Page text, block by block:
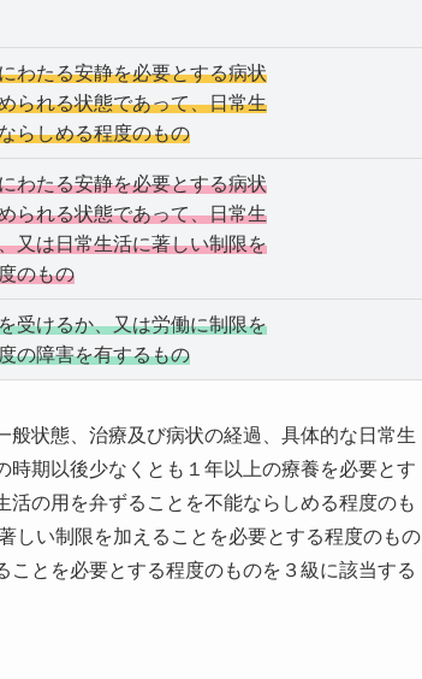
わたる安静を必要とする病状
られる状態であって、日常生
らしめる程度のもの
わたる安静を必要とする病状
られる状態であって、日常生
又は日常生活に著しい制限を
のもの
受けるか、又は労働に制限を
の障害を有するもの
状態、治療及び病状の経過、具体的な日常生
期以後少なくとも１年以上の療養を必要とす
の用を弁ずることを不能ならしめる程度のも
しい制限を加えることを必要とする程度のもの
とを必要とする程度のものを３級に該当する